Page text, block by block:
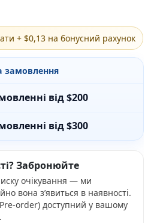
+ $0,13 на бонусний рахунок
замовлення
від $200
від $300
Забронюйте
очікування — ми
вона з’явиться в наявності.
order) доступний у вашому